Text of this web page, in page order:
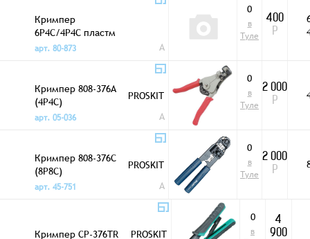
Кримпер
6P4C/4P4C пластм
арт. 80-873
A
0
в
Туле
400
Р
Кримпер 808-376A
(4P4C)
PROSKIT
арт. 05-036
A
0
в
Туле
2 000
Р
Кримпер 808-376C
(8P8C)
PROSKIT
арт. 45-751
A
0
в
Туле
2 000
Р
Кримпер CP-376TR
PROSKIT
0
в
4
900